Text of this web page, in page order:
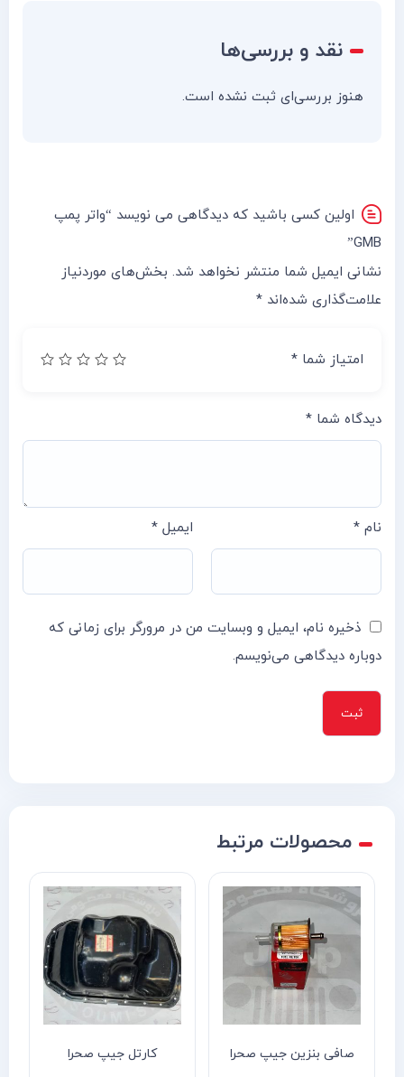
نقد و بررسی‌ها
هنوز بررسی‌ای ثبت نشده است.
اولین کسی باشید که دیدگاهی می نویسد “واتر پمپ
GMB”
نشانی ایمیل شما منتشر نخواهد شد. بخش‌های موردنیاز
علامت‌گذاری شده‌اند *
امتیاز شما *
دیدگاه شما *
نام * ایمیل *
ذخیره نام، ایمیل و وبسایت من در مرورگر برای زمانی که
دوباره دیدگاهی می‌نویسم.
محصولات مرتبط
کارتل جیپ صحرا
اتوماتیک استارت جیپ